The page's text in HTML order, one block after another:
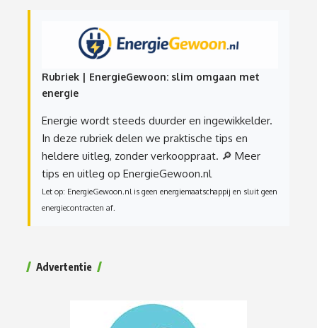
Rubriek | EnergieGewoon: slim omgaan met
energie
Energie wordt steeds duurder en ingewikkelder.
In deze rubriek delen we praktische tips en
heldere uitleg, zonder verkooppraat. 🔎 Meer
tips en uitleg op EnergieGewoon.nl
Let op: EnergieGewoon.nl is geen energiemaatschappij en sluit geen
energiecontracten af.
Advertentie